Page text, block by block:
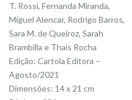
T. Rossi, Fernanda Miranda,
Miguel Alencar, Rodrigo Barros,
Sara M. de Queiroz, Sarah
Brambilla e Thais Rocha
Edição: Cartola Editora –
Agosto/2021
Dimensões: 14 x 21 cm